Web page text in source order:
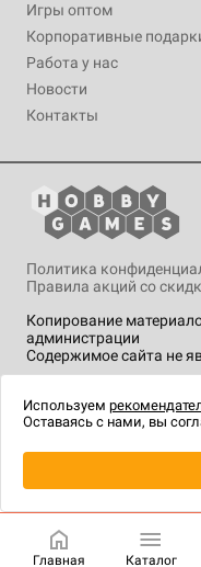
Игры оптом
Корпоративные
Работа у нас
Новости
Контакты
Копирование
администрации
Содержимое сайта не
Политика
Правила акций со
технологии.
Главная Каталог
Используем
Оставаясь с нами, вы